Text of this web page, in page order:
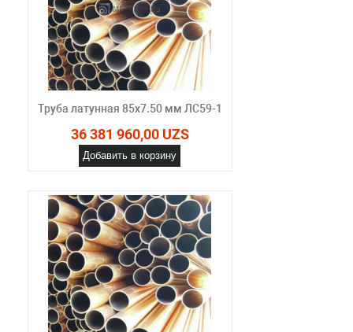
Труба латунная 85х7.50 мм ЛС59-1
36 381 960,00 UZS
Добавить в корзину